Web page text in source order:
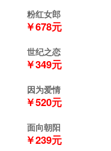
粉红女郎
￥678元
世纪之恋
￥349元
因为爱情
￥520元
面向朝阳
￥239元